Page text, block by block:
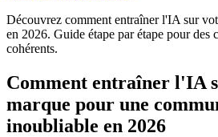
Découvrez comment entraîner l'IA sur
en 2026. Guide étape par étape pour des
cohérents.
Comment entraîner l'IA
marque pour une
inoubliable en 2026